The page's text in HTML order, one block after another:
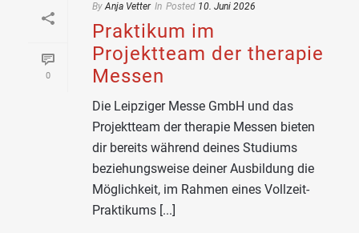
0
By Anja Vetter In Posted 10. Juni 2026
Praktikum im
Projektteam der therapie
Messen
Die Leipziger Messe GmbH und das
Projektteam der therapie Messen bieten
dir bereits während deines Studiums
beziehungsweise deiner Ausbildung die
Möglichkeit, im Rahmen eines Vollzeit-
Praktikums [...]